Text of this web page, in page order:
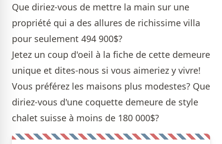
Que diriez-vous de mettre la main sur une
propriété qui a des allures de richissime villa
pour seulement 494 900$?
Jetez un coup d'oeil à la fiche de cette demeure
unique et dites-nous si vous aimeriez y vivre!
Vous préférez les maisons plus modestes? Que
diriez-vous d'une coquette demeure de style
chalet suisse à moins de 180 000$?